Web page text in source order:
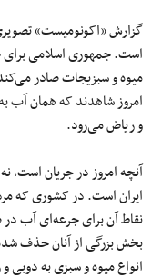
گزارش «اکونومیست»
است. جمهوری اسلامی برای
میوه و سبزیجات صادر
امروز شاهدند که همان آب
و ریاض می‌رود.
آنچه امروز در جریان است،
ایران است. در کشوری که
نقاط‌ آن برای جرعه‌ای آب
بخش بزرگی از آنان حذف
انواع میوه و سبزی به دوبی